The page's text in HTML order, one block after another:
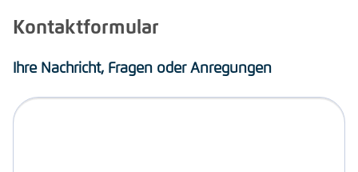
Kontaktformular
Ihre Nachricht, Fragen oder Anregungen